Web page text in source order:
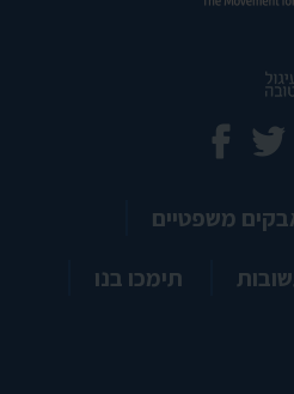
משפטיים
תימכו בנו